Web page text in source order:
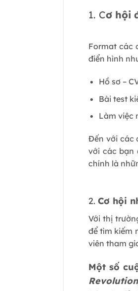
1. Cơ hội
Format các
điển hình
Hồ sơ –
Bài test
Làm việc
Đến với các
với các bạn
chính là
2. Cơ hội
Với thị
để tìm kiếm
viên tham
Một số